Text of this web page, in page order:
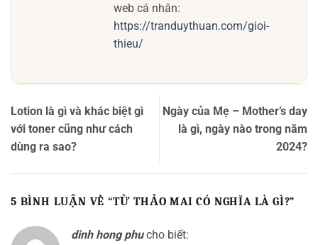
web cá nhân:
https://tranduythuan.com/gioi-
thieu/
Lotion là gì và khác biệt gì
với toner cũng như cách
dùng ra sao?
Ngày của Mẹ – Mother’s day
là gì, ngày nào trong năm
2024?
5 BÌNH LUẬN VỀ “TỪ THẢO MAI CÓ NGHĨA LÀ GÌ?”
dinh hong phu cho biết: